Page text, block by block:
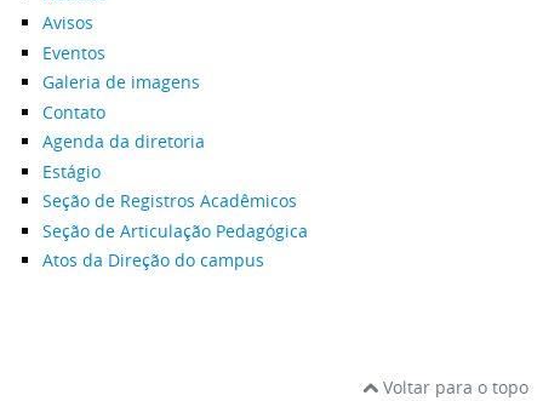
Avisos
Eventos
Galeria de imagens
Contato
Agenda da diretoria
Estágio
Seção de Registros Acadêmicos
Seção de Articulação Pedagógica
Atos da Direção do campus
Voltar para o topo